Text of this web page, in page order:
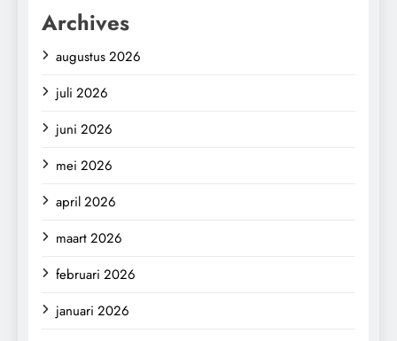
Archives
augustus 2026
juli 2026
juni 2026
mei 2026
april 2026
maart 2026
februari 2026
januari 2026